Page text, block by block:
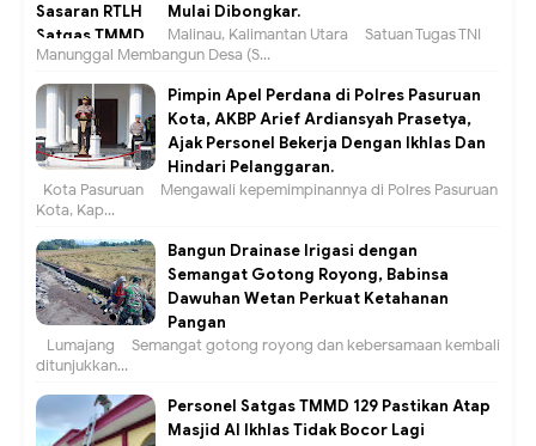
Mulai Dibongkar.
Malinau, Kalimantan Utara – Satuan Tugas TNI
Manunggal Membangun Desa (S...
Pimpin Apel Perdana di Polres Pasuruan
Kota, AKBP Arief Ardiansyah Prasetya,
Ajak Personel Bekerja Dengan Ikhlas Dan
Hindari Pelanggaran.
Kota Pasuruan – Mengawali kepemimpinannya di Polres Pasuruan
Kota, Kap...
Bangun Drainase Irigasi dengan
Semangat Gotong Royong, Babinsa
Dawuhan Wetan Perkuat Ketahanan
Pangan
Lumajang – Semangat gotong royong dan kebersamaan kembali
ditunjukkan...
Personel Satgas TMMD 129 Pastikan Atap
Masjid Al Ikhlas Tidak Bocor Lagi